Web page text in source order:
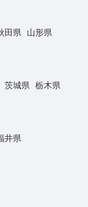
田県
山形県
茨城県
栃木県
井県